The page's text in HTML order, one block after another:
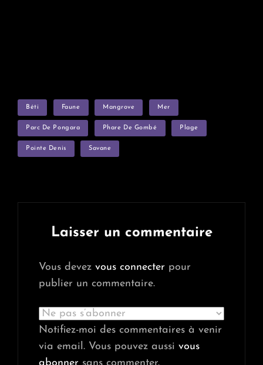
TAGS
Béti Faune Mangrove Mer
Parc De Pongara Phare De Gombé Plage
Pointe Denis Savane
Laisser un commentaire
Vous devez vous connecter pour
publier un commentaire.
Notifiez-moi des commentaires à venir
via email. Vous pouvez aussi vous